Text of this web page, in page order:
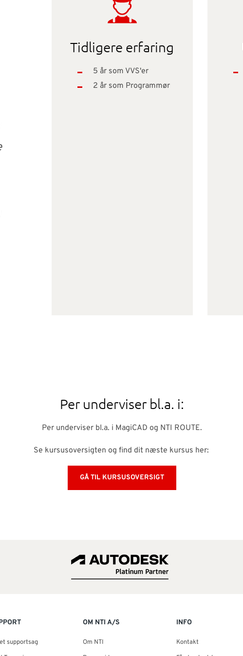
Tidligere erfaring
5 år som VVS'er
2 år som Programmør
Per underviser bl.a. i:
Per underviser bl.a. i MagiCAD og NTI ROUTE.
Se kursusoversigten og find dit næste kursus her:
GÅ TIL KURSUSOVERSIGT
supportsag
OM NTI A/S
Om NTI
INFO
Kontakt